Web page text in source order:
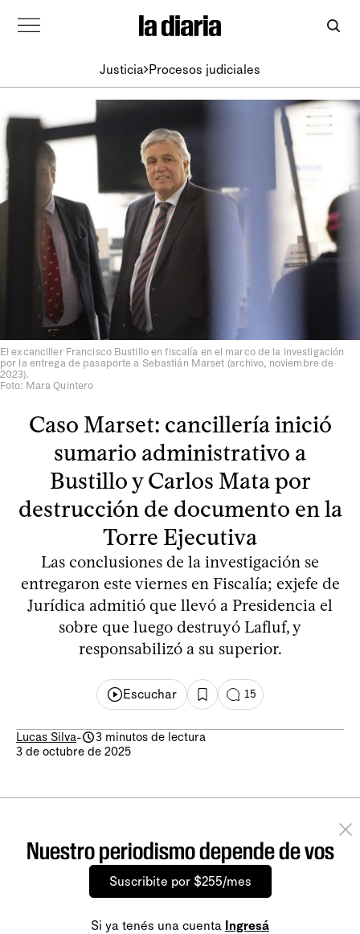
Justicia Procesos judiciales
El excanciller Francisco Bustillo en fiscalía en el marco de la investigación
por la entrega de pasaporte a Sebastián Marset (archivo, noviembre de
2023).
Foto: Mara Quintero
Caso Marset: cancillería inició
sumario administrativo a
Bustillo y Carlos Mata por
destrucción de documento en la
Torre Ejecutiva
Las conclusiones de la investigación se
entregaron este viernes en Fiscalía; exjefe de
Jurídica admitió que llevó a Presidencia el
sobre que luego destruyó Lafluf, y
responsabilizó a su superior.
Escuchar 15
Lucas Silva-
3 minutos de lectura
3 de octubre de 2025
Nuestro periodismo depende de vos
Suscribite por $255/mes
Si ya tenés una cuenta Ingresá